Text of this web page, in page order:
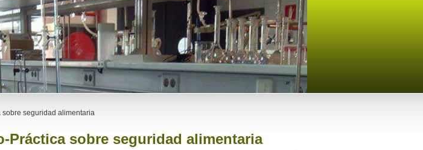
sobre seguridad alimentaria
Práctica sobre seguridad alimentaria